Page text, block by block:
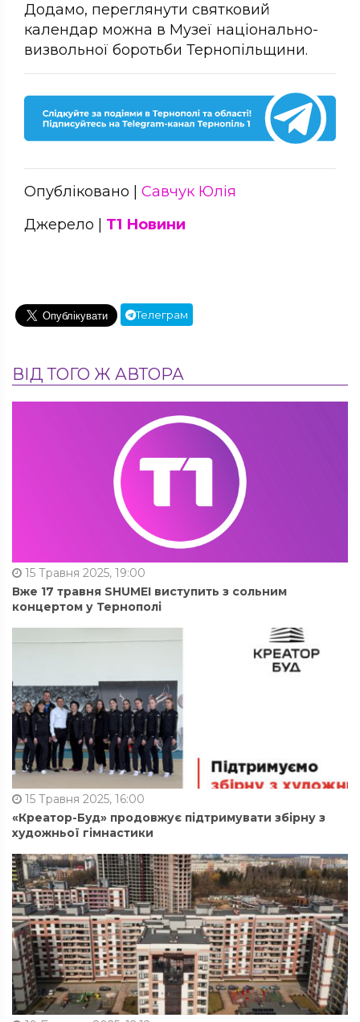
Додамо, переглянути святковий
календар можна в Музеї національно-
визвольної боротьби Тернопільщини.
Опубліковано | Савчук Юлія
Джерело | Т1 Новини
Телеграм
ВІД ТОГО Ж АВТОРА
15 Травня 2025, 19:00
Вже 17 травня SHUMEI виступить з сольним
концертом у Тернополі
15 Травня 2025, 16:00
«Креатор-Буд» продовжує підтримувати збірну з
художньої гімнастики